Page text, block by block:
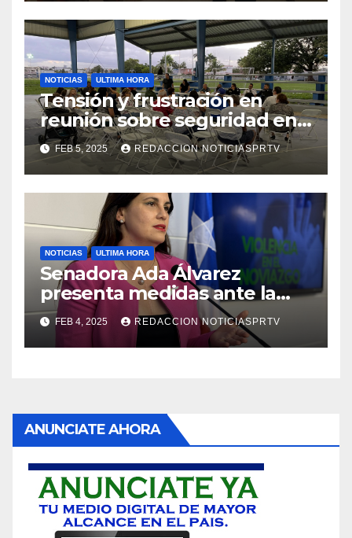
NOTICIAS ULTIMA HORA
Tensión y frustración en
reunión sobre seguridad en
Reparto Metropolitano
FEB 5, 2025 REDACCION NOTICIASPRTV
NOTICIAS ULTIMA HORA
Senadora Ada Álvarez
presenta medidas ante la
violencia en el noviazgo
FEB 4, 2025 REDACCION NOTICIASPRTV
ANUNCIATE AHORA